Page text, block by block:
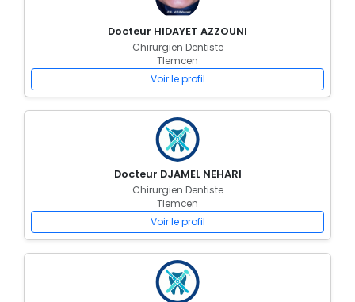
Docteur HIDAYET AZZOUNI
Chirurgien Dentiste
Tlemcen
Voir le profil
Docteur DJAMEL NEHARI
Chirurgien Dentiste
Tlemcen
Voir le profil